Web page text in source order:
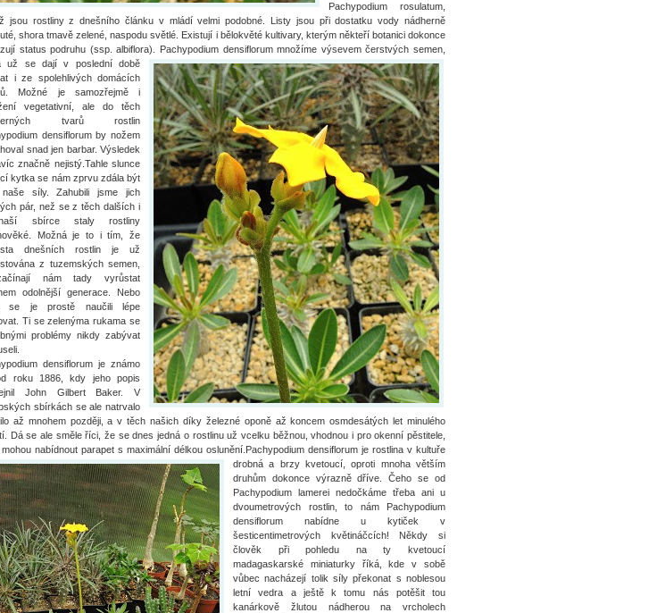
Pachypodium rosulatum,
jsou rostliny z dnešního článku v mládí velmi podobné. Listy jsou při dostatku vody nádherně
shora tmavě zelené, naspodu světlé. Existují i bělokvěté kultivary, kterým někteří botanici dokonce
status podruhu (ssp. albiflora). Pachypodium densiflorum množíme výsevem čerstvých semen,
už se dají v poslední době
i ze spolehlivých domácích
Možné je samozřejmě i
vegetativní, ale do těch
tvarů rostlin
densiflorum by nožem
snad jen barbar. Výsledek
značně nejistý.Tahle slunce
kytka se nám zprvu zdála být
síly. Zahubili jsme jich
pár, než se z těch dalších i
sbírce staly rostliny
Možná je to i tím, že
dnešních rostlin je už
z tuzemských semen,
nám tady vyrůstat
odolnější generace. Nebo
se je prostě naučili lépe
Ti se zelenýma rukama se
problémy nikdy zabývat
densiflorum je známo
roku 1886, kdy jeho popis
John Gilbert Baker. V
sbírkách se ale natrvalo
až mnohem později, a v těch našich díky železné oponě až koncem osmdesátých let minulého
Dá se ale směle říci, že se dnes jedná o rostlinu už vcelku běžnou, vhodnou i pro okenní pěstitele,
nabídnout parapet s maximální délkou oslunění. Pachypodium densiflorum je rostlina v kultuře
drobná a brzy kvetoucí, oproti mnoha větším
druhům dokonce výrazně dříve. Čeho se od
Pachypodium lamerei nedočkáme třeba ani u
dvoumetrových rostlin, to nám Pachypodium
densiflorum nabídne u kytiček v
šesticentimetrových květináčcích! Někdy si
člověk při pohledu na ty kvetoucí
madagaskarské miniaturky říká, kde v sobě
vůbec nacházejí tolik síly překonat s noblesou
letní vedra a ještě k tomu nás potěšit tou
kanárkově žlutou nádherou na vrcholech